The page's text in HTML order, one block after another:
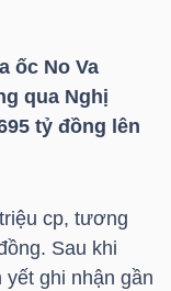
ốc No Va
qua Nghị
tỷ đồng lên
cp, tương
Sau khi
ghi nhận gần